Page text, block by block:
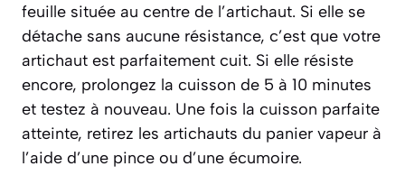
feuille située au centre de l’artichaut. Si elle se
détache sans aucune résistance, c’est que votre
artichaut est parfaitement cuit. Si elle résiste
encore, prolongez la cuisson de 5 à 10 minutes
et testez à nouveau. Une fois la cuisson parfaite
atteinte, retirez les artichauts du panier vapeur à
l’aide d’une pince ou d’une écumoire.